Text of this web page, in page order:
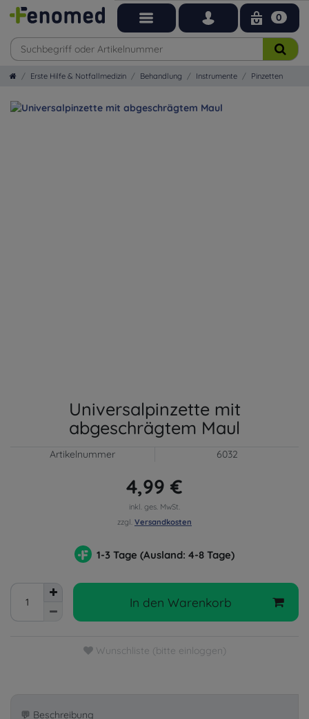
0
Erste Hilfe & Notfallmedizin Behandlung Instrumente Pinzetten
Universalpinzette mit
abgeschrägtem Maul
Artikelnummer 6032
4,99 €
inkl. ges. MwSt.
zzgl. Versandkosten
1-3 Tage (Ausland: 4-8 Tage)
In den Warenkorb
Wunschliste (bitte einloggen)
💬 Beschreibung